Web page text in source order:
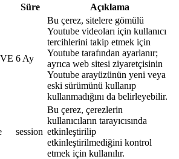
Süre Açıklama
6 Ay
Bu çerez, sitelere gömülü
Youtube videoları için kullanıcı
tercihlerini takip etmek için
Youtube tarafından ayarlanır;
ayrıca web sitesi ziyaretçisinin
Youtube arayüzünün yeni veya
eski sürümünü kullanıp
kullanmadığını da belirleyebilir.
session
Bu çerez, çerezlerin
kullanıcıların tarayıcısında
etkinleştirilip
etkinleştirilmediğini kontrol
etmek için kullanılır.